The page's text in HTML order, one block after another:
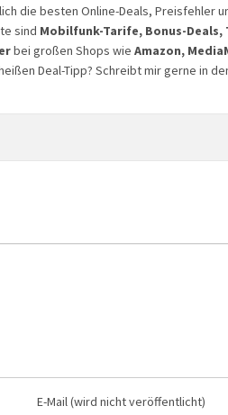
die besten Online-Deals, Preisfehler
sind Mobilfunk-Tarife, Bonus-
bei großen Shops wie Amazon,
Deal-Tipp? Schreibt mir gerne in
E-Mail (wird nicht veröffentlicht)